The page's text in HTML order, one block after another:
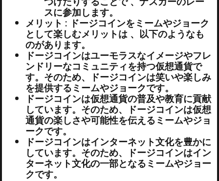
スに参加します。
メリット : ドージコインをミームやジョーク
として楽しむメリットは 、以下のようなも
のがあります。
ドージコインはユーモラスなイメージやフレ
ンドリーなコミュニティを持つ仮想通貨で
す。そのため、ドージコインは笑いや楽しみ
を提供するミームやジョークです。
ドージコインは仮想通貨の普及や教育に貢献
しています。そのため、ドージコインは仮想
通貨の楽しさや可能性を伝えるミームやジョ
ークです。
ドージコインはインターネット文化を豊かに
しています。そのため、ドージコインはイン
ターネット文化の一部となるミームやジョー
クです。